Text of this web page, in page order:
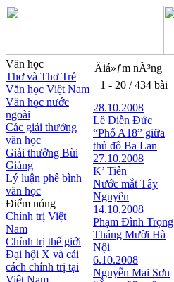
Văn học
Thơ và Thơ Trẻ
Văn học Việt Nam
Văn học nước
ngoài
Các giải thưởng
văn học
Giải thưởng Bùi
Giáng
Lý luận phê bình
văn học
Điểm nóng
Chính trị Việt
Nam
Chính trị thế giới
Đại hội X và cải
cách chính trị tại
Việt Nam
Äiá»ƒm nÃ³ng
1 - 20 / 434 bài
28.10.2008
Lê Diễn Đức
“Phố A18” giữa
thủ đô Ba Lan
27.10.2008
K’ Tiên
Nước mắt Tây
Nguyên
14.10.2008
Phạm Đình Trọng
Tháng Mười Hà
Nội
6.10.2008
Nguyễn Mai Sơn